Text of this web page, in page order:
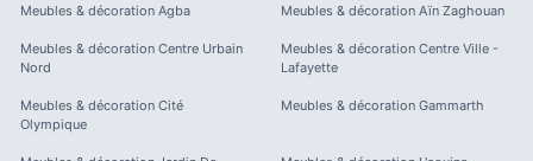
Meubles & décoration Agba Meubles & décoration Aïn Zaghouan
Meubles & décoration Centre Urbain
Nord
Meubles & décoration Centre Ville -
Lafayette
Meubles & décoration Cité
Olympique
Meubles & décoration Gammarth